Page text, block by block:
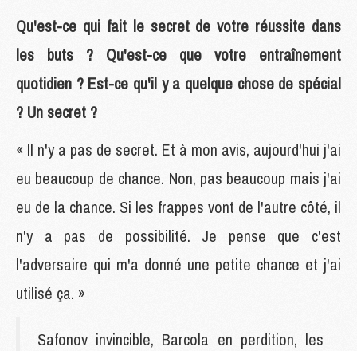
Qu'est-ce qui fait le secret de votre réussite dans
les buts ? Qu'est-ce que votre entraînement
quotidien ? Est-ce qu'il y a quelque chose de spécial
? Un secret ?
« Il n'y a pas de secret. Et à mon avis, aujourd'hui j'ai
eu beaucoup de chance. Non, pas beaucoup mais j'ai
eu de la chance. Si les frappes vont de l'autre côté, il
n'y a pas de possibilité. Je pense que c'est
l'adversaire qui m'a donné une petite chance et j'ai
utilisé ça. »
Safonov invincible, Barcola en perdition, les